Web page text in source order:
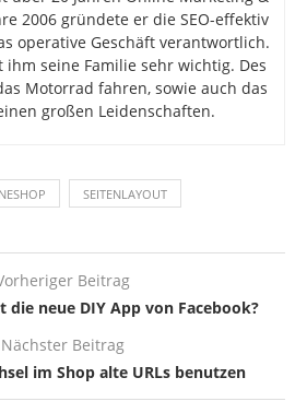
2006 gründete er die SEO-effektiv
operative Geschäft verantwortlich.
ihm seine Familie sehr wichtig. Des
Motorrad fahren, sowie auch das
großen Leidenschaften.
SEITENLAYOUT
Beitrag
die neue DIY App von Facebook?
Nächster Beitrag
im Shop alte URLs benutzen